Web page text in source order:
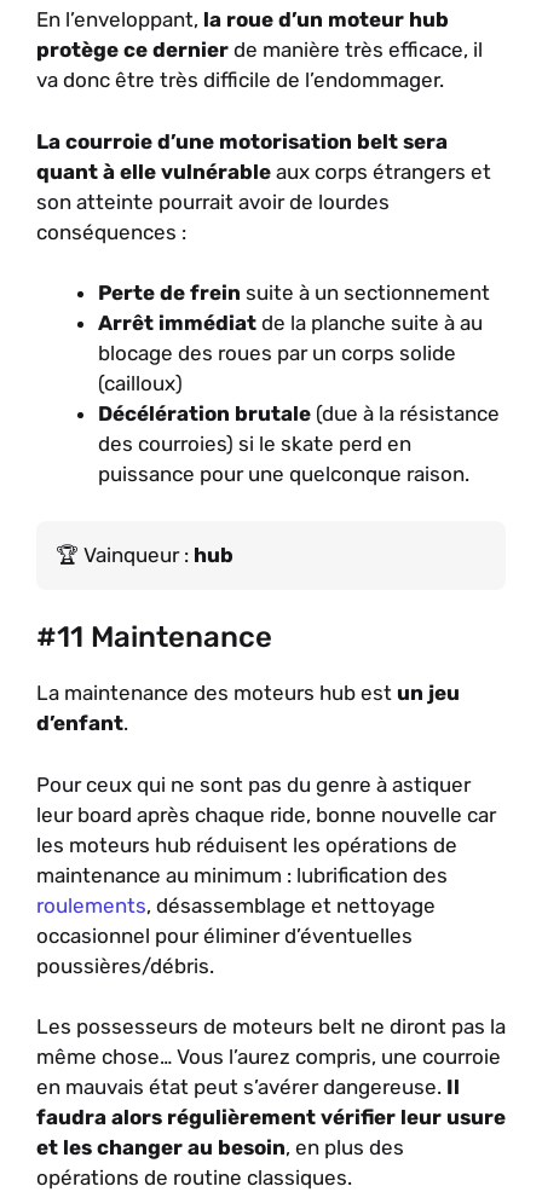
En l’enveloppant, la roue d’un moteur hub
protège ce dernier de manière très efficace, il
va donc être très difficile de l’endommager.
La courroie d’une motorisation belt sera
quant à elle vulnérable aux corps étrangers et
son atteinte pourrait avoir de lourdes
conséquences :
Perte de frein suite à un sectionnement
Arrêt immédiat de la planche suite à au
blocage des roues par un corps solide
(cailloux)
Décélération brutale (due à la résistance
des courroies) si le skate perd en
puissance pour une quelconque raison.
Vainqueur : hub
#11 Maintenance
La maintenance des moteurs hub est un jeu
d’enfant.
Pour ceux qui ne sont pas du genre à astiquer
leur board après chaque ride, bonne nouvelle car
les moteurs hub réduisent les opérations de
maintenance au minimum : lubrification des
roulements, désassemblage et nettoyage
occasionnel pour éliminer d’éventuelles
poussières/débris.
Les possesseurs de moteurs belt ne diront pas la
même chose… Vous l’aurez compris, une courroie
en mauvais état peut s’avérer dangereuse. Il
faudra alors régulièrement vérifier leur usure
et les changer au besoin, en plus des
opérations de routine classiques.